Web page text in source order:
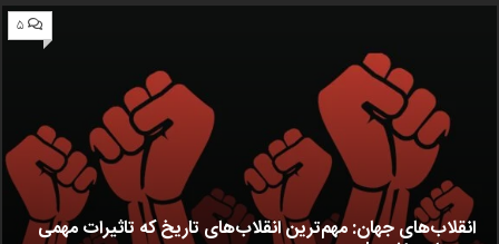
۵
انقلاب‌های جهان: مهم‌ترین انقلاب‌های تاریخ که تاثیرات مهمی